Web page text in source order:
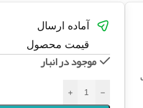
آماده ارسال
قیمت محصول
موجود در انبار
-
+